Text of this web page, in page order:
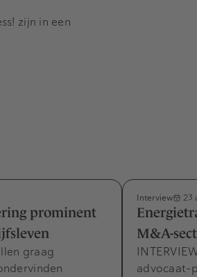
zijn in een
prominent
graag
Interview 23
M&A-
advocaat-